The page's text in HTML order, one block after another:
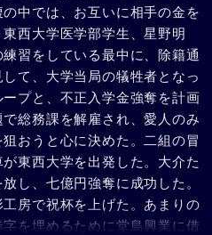
中では、お互いに相手の金を
西大学医学部学生、星野明
習をしている最中に、除籍通
て、大学当局の犠牲者となっ
プと、不正入学金強奪を計画
総務課を解雇され、愛人のみ
おうと心に決めた。二組の冒
東西大学を出発した。大介た
し、七億円強奪に成功した。
房で祝杯を上げた。あまりの
を埋めるために堂島興業に借